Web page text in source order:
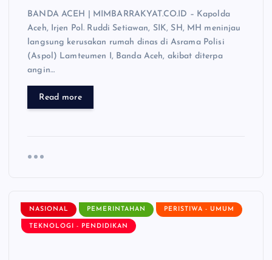
BANDA ACEH | MIMBARRAKYAT.CO.ID – Kapolda
Aceh, Irjen Pol. Ruddi Setiawan, SIK, SH, MH meninjau
langsung kerusakan rumah dinas di Asrama Polisi
(Aspol) Lamteumen I, Banda Aceh, akibat diterpa
angin…
Read more
NASIONAL PEMERINTAHAN PERISTIWA - UMUM
TEKNOLOGI - PENDIDIKAN